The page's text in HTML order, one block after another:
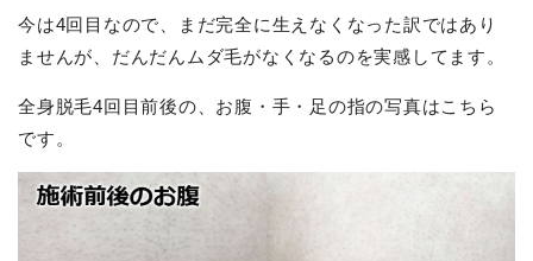
今は4回目なので、まだ完全に生えなくなった訳ではあり
ませんが、だんだんムダ毛がなくなるのを実感してます。
全身脱毛4回目前後の、お腹・手・足の指の写真はこちら
です。